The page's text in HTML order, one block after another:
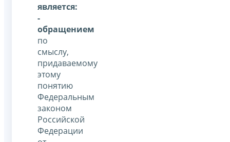
является:
-
обращением
по
смыслу,
придаваемому
этому
понятию
Федеральным
законом
Российской
Федерации